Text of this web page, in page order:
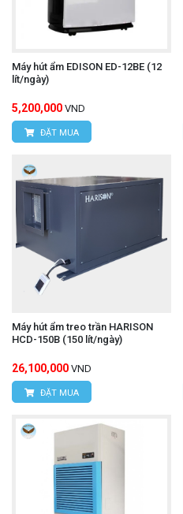
Máy hút ẩm EDISON ED-12BE (12
lít/ngày)
5,200,000 VND
ĐẶT MUA
Máy hút ẩm treo trần HARISON
HCD-150B (150 lít/ngày)
26,100,000 VND
ĐẶT MUA